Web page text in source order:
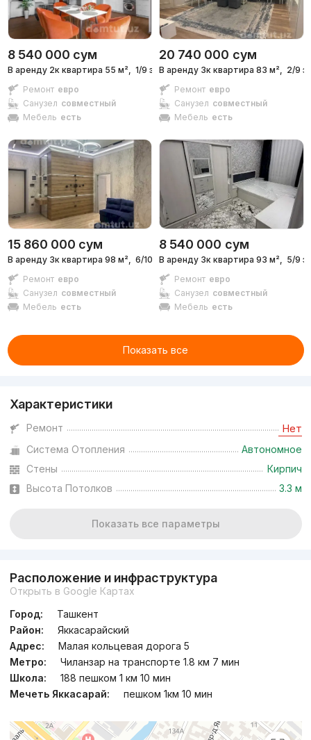
8 540 000 сум
В аренду 2к квартира 55 м², 1/9 эт.
Ремонт евро
Санузел совместный
Мебель есть
20 740 000 сум
В аренду 3к квартира 83 м², 2/9
Ремонт евро
Санузел совместный
Мебель есть
15 860 000 сум
В аренду 3к квартира 98 м²,
6/10 эт.
Ремонт евро
Санузел совместный
Мебель есть
8 540 000 сум
В аренду 3к квартира 93 м²,
5/9
Ремонт евро
Санузел совместный
Мебель есть
Показать все
Характеристики
Ремонт Нет
Система Отопления
Автономное
Стены
Кирпич
Высота Потолков
3.3 м
Показать все параметры
Расположение и инфраструктура
Открыть в Google Картах
Город:
Ташкент
Район:
Яккасарайский
Адрес:
Малая кольцевая дорога 5
Метро:
Чиланзар на транспорте 1.8 км 7 мин
Школа:
188 пешком 1 км 10 мин
Мечеть Яккасарай:
пешком 1км 10 мин